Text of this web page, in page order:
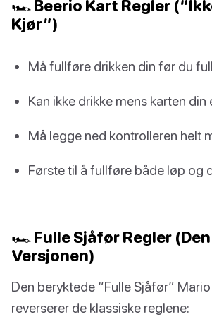
🏎️ Beerio Kart Regler
Kjør”)
Må fullføre drikken din før du
Kan ikke drikke mens karten din
Må legge ned kontrolleren helt
Første til å fullføre både løp og
🏎️ Fulle Sjåfør Regler (Den
Versjonen)
Den beryktede “Fulle Sjåfør”
reverserer de klassiske reglene: